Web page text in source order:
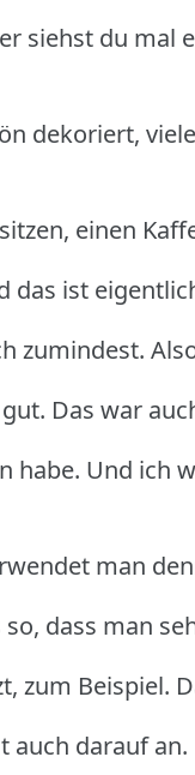
siehst du mal
dekoriert,
einen
das ist
zumindest.
Das war
habe. Und ich
man
dass man
zum Beispiel.
auch darauf